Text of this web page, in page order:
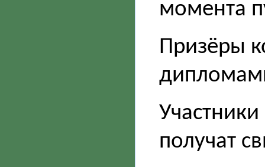
момента
Призёры
получат